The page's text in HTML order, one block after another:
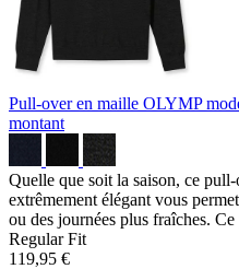
Pull-over en maille OLYMP
montant
Quelle que soit la saison, ce
extrêmement élégant vous
ou des journées plus fraîches.
Regular Fit
119,95 €